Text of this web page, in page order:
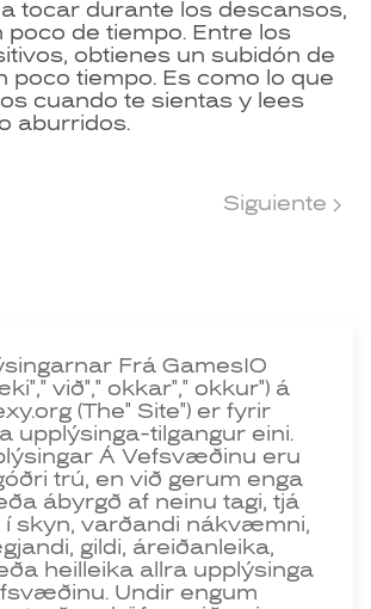
tocar durante los descansos,
poco de tiempo. Entre los
obtienes un subidón de
poco tiempo. Es como lo que
cuando te sientas y lees
aburridos.
Siguiente
Frá GamesIO
við"," okkar"," okkur") á
(The" Site") er fyrir
upplýsinga-tilgangur eini.
Á Vefsvæðinu eru
trú, en við gerum enga
ábyrgð af neinu tagi, tjá
í skyn, varðandi nákvæmni,
gildi, áreiðanleika,
heilleika allra upplýsinga
Undir engum